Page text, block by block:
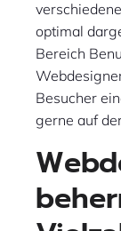
optimal
Bereich
Besucher
gerne auf